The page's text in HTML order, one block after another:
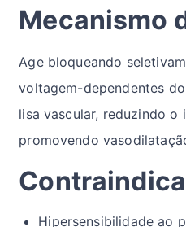
Mecanismo
Age bloqueando
voltagem-dependentes
lisa vascular, reduzindo o
promovendo
Hipersensibilidade ao